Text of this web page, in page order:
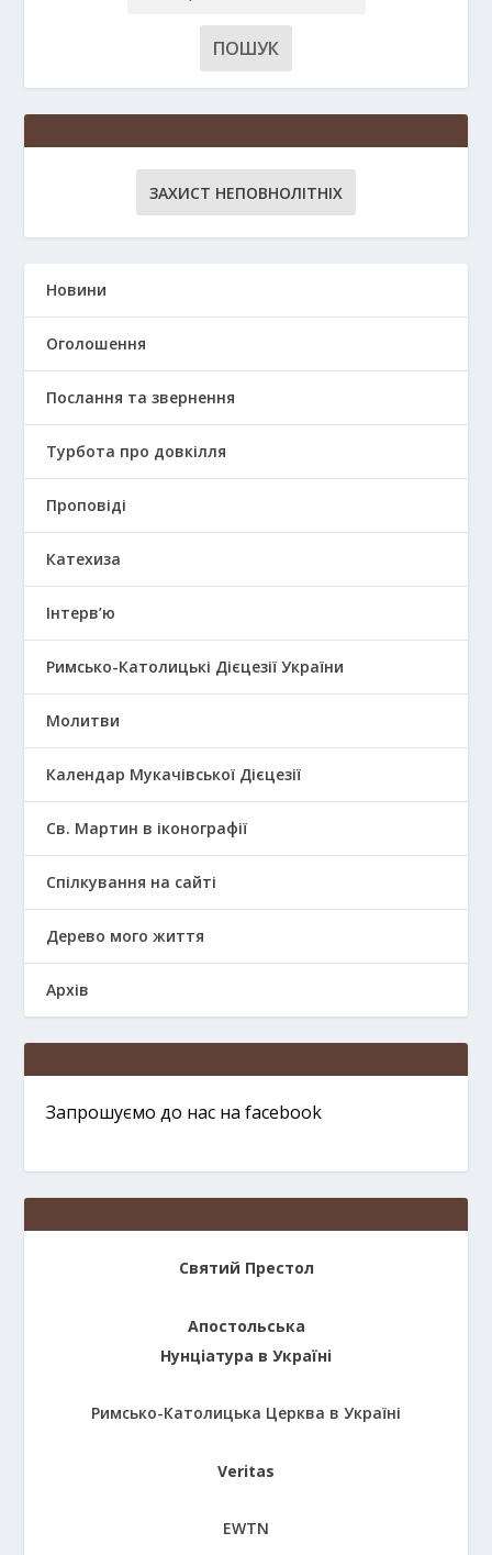
ЗАХИСТ НЕПОВНОЛІТНІХ
Новини
Оголошення
Послання та звернення
Турбота про довкілля
Проповіді
Катехиза
Інтерв’ю
Римсько-Католицькі Дієцезії України
Молитви
Календар Мукачівської Дієцезії
Св. Мартин в іконографії
Спілкування на сайті
Дерево мого життя
Архів
Запрошуємо до нас на facebook
Святий Престол
Апостольська
Нунціатура в Україні
Римсько-Католицька Церква в Україні
Veritas
EWTN